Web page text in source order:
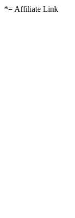
*= Affiliate Link